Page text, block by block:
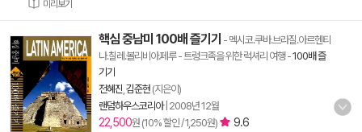
미리보기
핵심 중남미 100배 즐기기 - 멕시코.쿠바.브라질.아르헨티
나.칠레.볼리비아.페루 - 트렁크족을 위한 럭셔리 여행-100배 즐
기기
전혜진 김준현 (지은이)
랜덤하우스코리아| 2008년 12월
22,500원 (10% 할인 / 1,250원)
9.6